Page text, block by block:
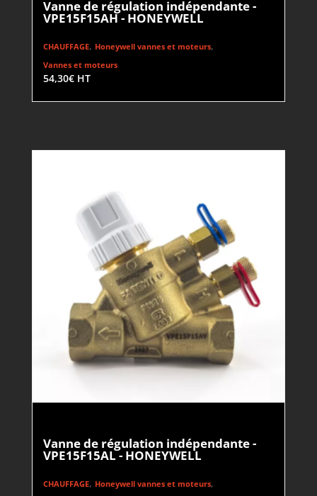
Vanne de régulation indépendante -
VPE15F15AH - HONEYWELL
CHAUFFAGE, Honeywell vannes et moteurs,
Vannes et moteurs
54,30€ HT
Vanne de régulation indépendante -
VPE15F15AL - HONEYWELL
CHAUFFAGE, Honeywell vannes et moteurs,